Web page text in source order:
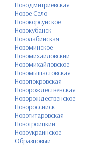
Новодмитриевская
Новое Село
Новокорсунское
Новокубанск
Новолабинская
Новоминское
Новомихайловский
Новомихайловское
Новомышастовская
Новопокровская
Новорождественская
Новорождественское
Новороссийск
Новотитаровская
Новотроицкий
Новоукраинское
Образцовый